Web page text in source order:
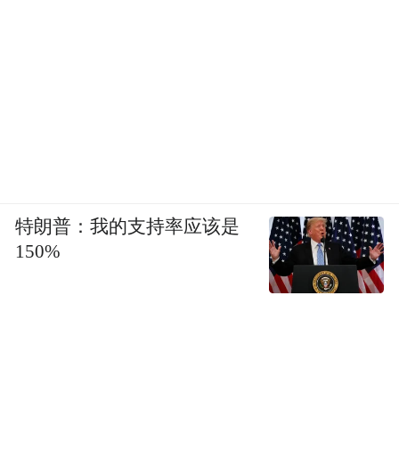
特朗普：我的支持率应该是
150%